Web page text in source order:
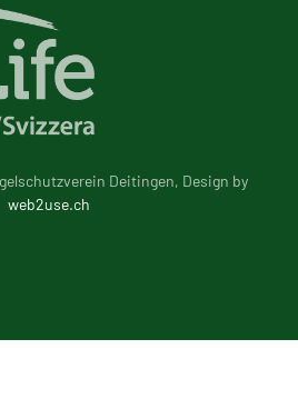
Deitingen, Design by
web2use.ch